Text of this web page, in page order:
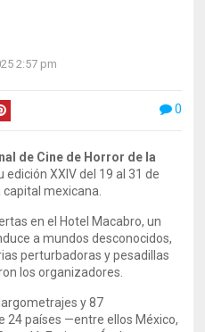
2:57 pm
0
de Cine de Horror de la
edición XXIV del 19 al 31 de
mexicana.
en el Hotel Macabro, un
a mundos desconocidos,
perturbadoras y pesadillas
los organizadores.
y 87
24 países —entre ellos México,